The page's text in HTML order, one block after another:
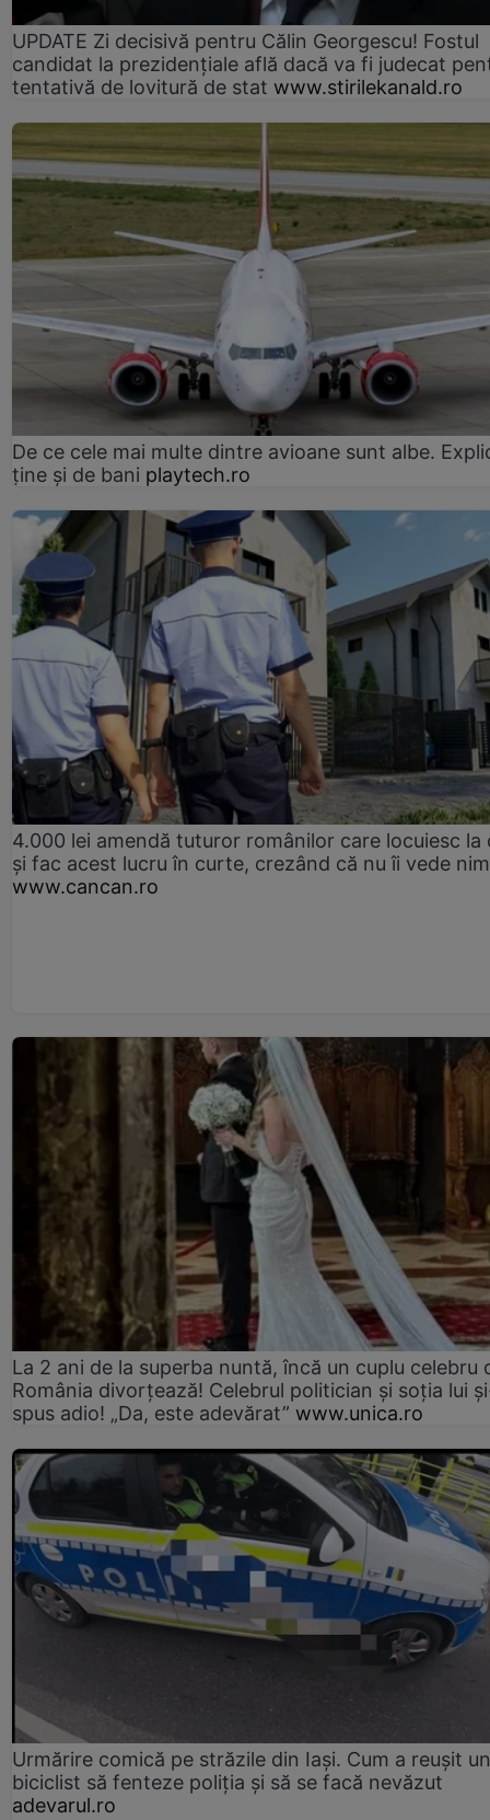
UPDATE Zi decisivă pentru Călin Georgescu! Fostul
candidat la prezidențiale află dacă va fi judecat
tentativă de lovitură de stat www.stirilekanald.ro
De ce cele mai multe dintre avioane sunt albe.
ține și de bani playtech.ro
4.000 lei amendă tuturor românilor care locuiesc la
și fac acest lucru în curte, crezând că nu îi vede
www.cancan.ro
La 2 ani de la superba nuntă, încă un cuplu celebru
România divorțează! Celebrul politician și soția lui
spus adio! „Da, este adevărat” www.unica.ro
Urmărire comică pe străzile din Iași. Cum a reușit un
biciclist să fenteze poliția și să se facă nevăzut
adevarul.ro